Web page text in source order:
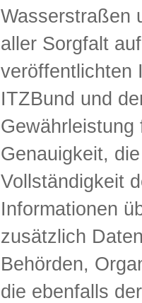
Wasserstraßen
aller Sorgfalt
veröffentlichten
ITZBund und
Genauigkeit,
Vollständigkeit
Informationen
zusätzlich
Behörden,
die ebenfalls